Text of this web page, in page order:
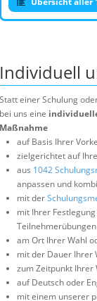
Individuell
Statt einer Schulung
bei uns eine
Maßnahme
auf Basis Ihrer
zielgerichtet auf
aus 1042
anpassen und
mit der
mit Ihrer
Teilnehmerübungen
am Ort Ihrer Wahl
mit der Dauer Ihrer
zum Zeitpunkt Ihrer
auf Deutsch oder
mit einem unserer